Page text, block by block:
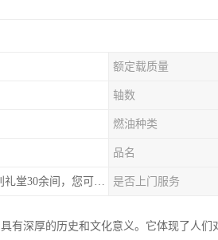
额定载质量
轴数
燃油种类
品名
提供多种风格和规模的告别礼堂30余间，您可以根据需求选择。 是否上门服务
有深厚的历史和文化意义。它体现了人